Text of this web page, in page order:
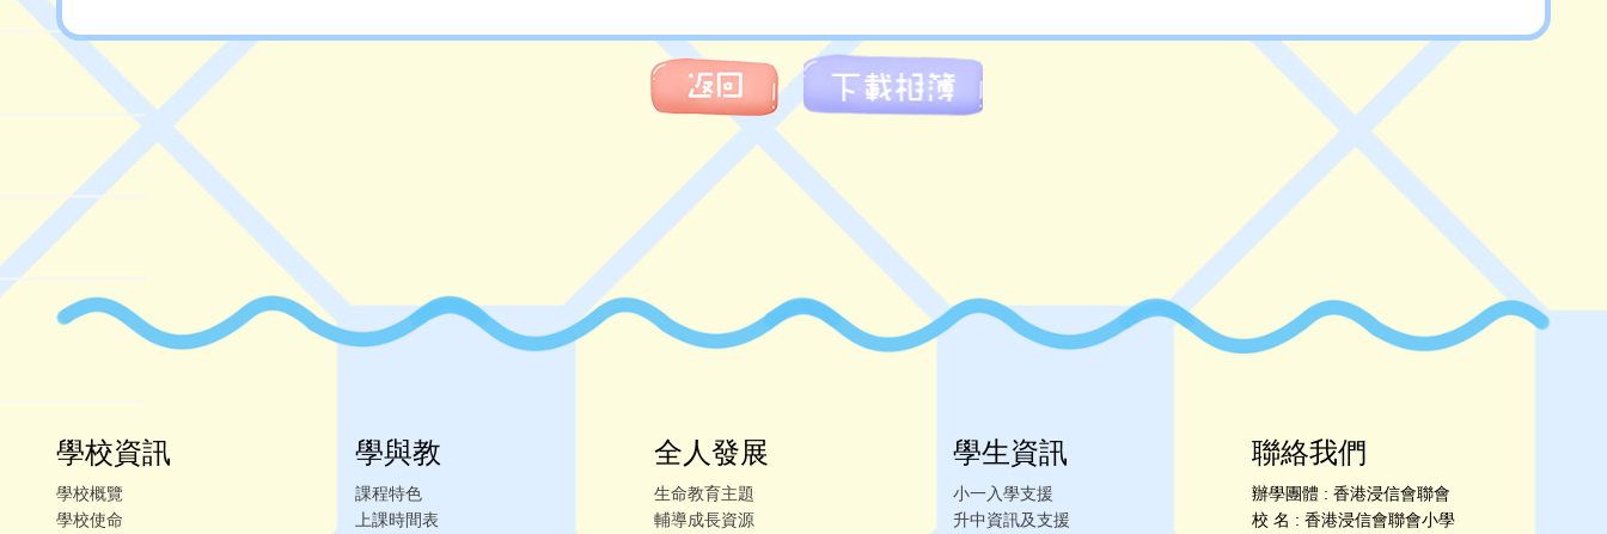
學校資訊
學校概覽
學校使命
學與教
課程特色
上課時間表
全人發展
生命教育主題
輔導成長資源
學生資訊
小一入學支援
升中資訊及支援
聯絡我們
辦學團體 : 香港浸信會聯會
校 名 : 香港浸信會聯會小學